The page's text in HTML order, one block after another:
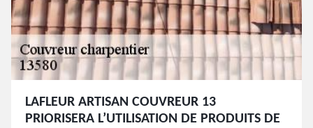
LAFLEUR ARTISAN COUVREUR 13
PRIORISERA L’UTILISATION DE PRODUITS DE